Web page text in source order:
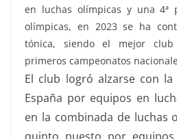
en luchas olímpicas y una 4ª
olímpicas, en 2023 se ha
tónica, siendo el mejor club
primeros campeonatos
El club logró alzarse con
España por equipos en
en la combinada de luchas